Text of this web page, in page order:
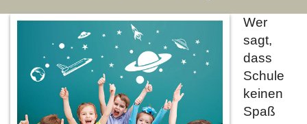
Wer
sagt,
dass
Schule
keinen
Spaß